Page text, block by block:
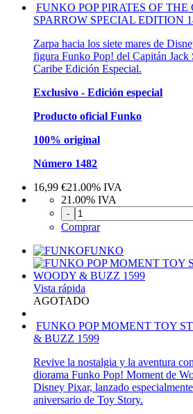
FUNKO POP PIRATES OF
SPARROW SPECIAL EDITION
Zarpa hacia los siete mares de
figura Funko Pop! del Capitán Jack
Caribe Edición Especial.
Exclusivo - Edición especial
Producto oficial Funko
100% original
Número 1482
16,99 €21.00% IVA
21.00% IVA
-
Comprar
FUNKO
Vista rápida
AGOTADO
FUNKO POP MOMENT TOY
& BUZZ 1599
Revive la nostalgia y la aventura
diorama Funko Pop! Moment de
Disney Pixar, lanzado
aniversario de Toy Story.